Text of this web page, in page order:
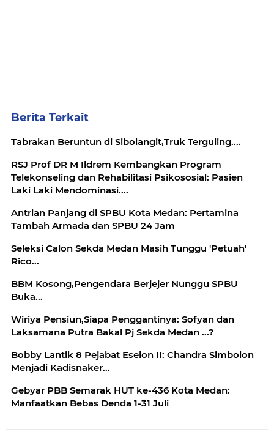
Berita Terkait
Tabrakan Beruntun di Sibolangit,Truk Terguling....
RSJ Prof DR M Ildrem Kembangkan Program
Telekonseling dan Rehabilitasi Psikososial: Pasien
Laki Laki Mendominasi....
Antrian Panjang di SPBU Kota Medan: Pertamina
Tambah Armada dan SPBU 24 Jam
Seleksi Calon Sekda Medan Masih Tunggu 'Petuah'
Rico...
BBM Kosong,Pengendara Berjejer Nunggu SPBU
Buka...
Wiriya Pensiun,Siapa Penggantinya: Sofyan dan
Laksamana Putra Bakal Pj Sekda Medan ...?
Bobby Lantik 8 Pejabat Eselon II: Chandra Simbolon
Menjadi Kadisnaker...
Gebyar PBB Semarak HUT ke-436 Kota Medan:
Manfaatkan Bebas Denda 1-31 Juli